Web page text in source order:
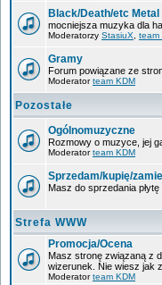
Black/Death/etc Metal
mocniejsza muzyka dla
Moderatorzy StasiuX team
Gramy
Forum powiązane ze
Moderatorteam KDM
Pozostałe
Ogólnomuzyczne
Rozmowy o muzyce, jej
Moderatorteam KDM
Sprzedam/kupię/
Masz do sprzedania
Strefa WWW
Promocja/Ocena
Masz stronę związaną z
wizerunek. Nie wiesz jak
Moderatorteam KDM